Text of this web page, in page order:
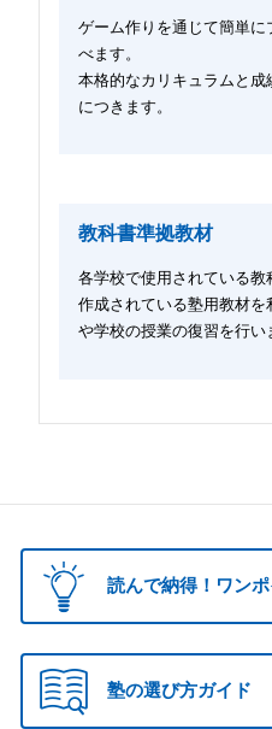
ゲーム作りを通じて簡単
べます。
本格的なカリキュラムと
につきます。
教科書準拠教材
各学校で使用されている
作成されている塾用教材
や学校の授業の復習を行い
読んで納得！ワン
塾の選び方ガイド